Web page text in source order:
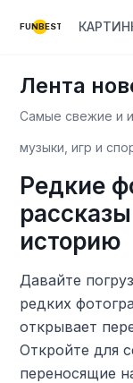
FUNBEST
Лента
Самые свежие и
музыки, игр и
Редкие
историю
Давайте
редких
открывает
Откройте для
переносящие